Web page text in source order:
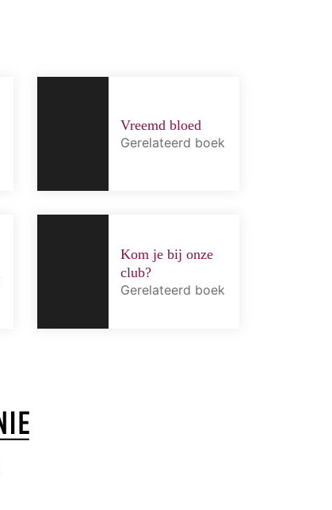
Vreemd bloed
Gerelateerd boek
Kom je bij onze
club?
Gerelateerd boek